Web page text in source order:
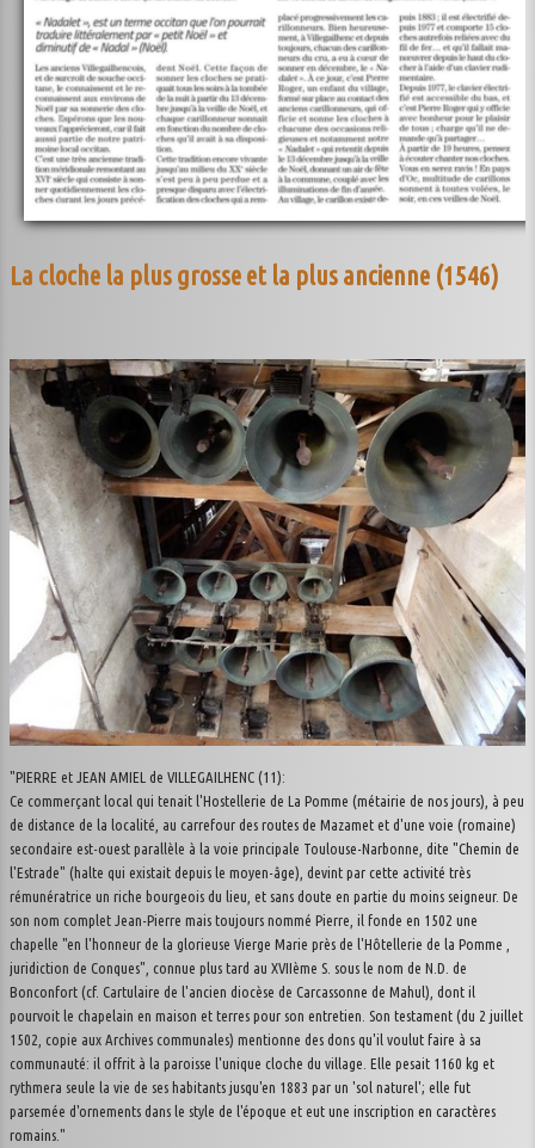
La cloche la plus grosse et la plus ancienne (1546)
"PIERRE et JEAN AMIEL de VILLEGAILHENC (11):
Ce commerçant local qui tenait l'Hostellerie de La Pomme (métairie de nos jours), à peu
de distance de la localité, au carrefour des routes de Mazamet et d'une voie (romaine)
secondaire est-ouest parallèle à la voie principale Toulouse-Narbonne, dite "Chemin de
l'Estrade" (halte qui existait depuis le moyen-âge), devint par cette activité très
rémunératrice un riche bourgeois du lieu, et sans doute en partie du moins seigneur. De
son nom complet Jean-Pierre mais toujours nommé Pierre, il fonde en 1502 une
chapelle "en l'honneur de la glorieuse Vierge Marie près de l'Hôtellerie de la Pomme ,
juridiction de Conques", connue plus tard au XVIIème S. sous le nom de N.D. de
Bonconfort (cf. Cartulaire de l'ancien diocèse de Carcassonne de Mahul), dont il
pourvoit le chapelain en maison et terres pour son entretien. Son testament (du 2 juillet
1502, copie aux Archives communales) mentionne des dons qu'il voulut faire à sa
communauté: il offrit à la paroisse l'unique cloche du village. Elle pesait 1160 kg et
rythmera seule la vie de ses habitants jusqu'en 1883 par un 'sol naturel'; elle fut
parsemée d'ornements dans le style de l'époque et eut une inscription en caractères
romains."